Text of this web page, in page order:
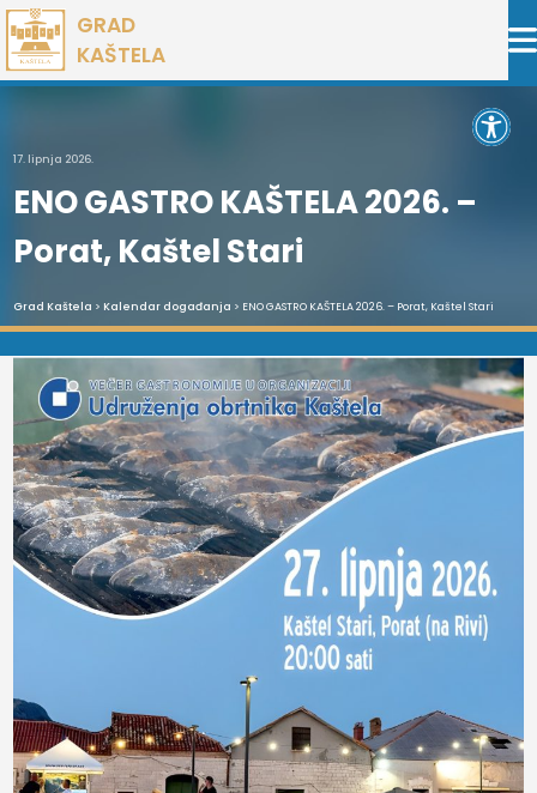
Preskoči
na
sadržaj
GRAD
KAŠTELA
17. lipnja 2026.
ENO GASTRO KAŠTELA 2026. –
Porat, Kaštel Stari
Grad Kaštela > Kalendar događanja > ENO GASTRO KAŠTELA 2026. – Porat, Kaštel Stari